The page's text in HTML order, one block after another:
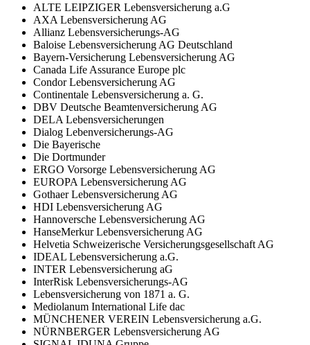
ALTE LEIPZIGER Lebensversicherung a.G
AXA Lebensversicherung AG
Allianz Lebensversicherungs-AG
Baloise Lebensversicherung AG Deutschland
Bayern-Versicherung Lebensversicherung AG
Canada Life Assurance Europe plc
Condor Lebensversicherung AG
Continentale Lebensversicherung a. G.
DBV Deutsche Beamtenversicherung AG
DELA Lebensversicherungen
Dialog Lebenversicherungs-AG
Die Bayerische
Die Dortmunder
ERGO Vorsorge Lebensversicherung AG
EUROPA Lebensversicherung AG
Gothaer Lebensversicherung AG
HDI Lebensversicherung AG
Hannoversche Lebensversicherung AG
HanseMerkur Lebensversicherung AG
Helvetia Schweizerische Versicherungsgesellschaft AG
IDEAL Lebensversicherung a.G.
INTER Lebensversicherung aG
InterRisk Lebensversicherungs-AG
Lebensversicherung von 1871 a. G.
Mediolanum International Life dac
MÜNCHENER VEREIN Lebensversicherung a.G.
NÜRNBERGER Lebensversicherung AG